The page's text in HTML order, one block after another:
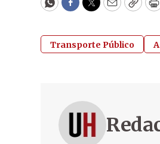
WhatsApp
Facebook
Twitter
EmailCopy
Transporte Público